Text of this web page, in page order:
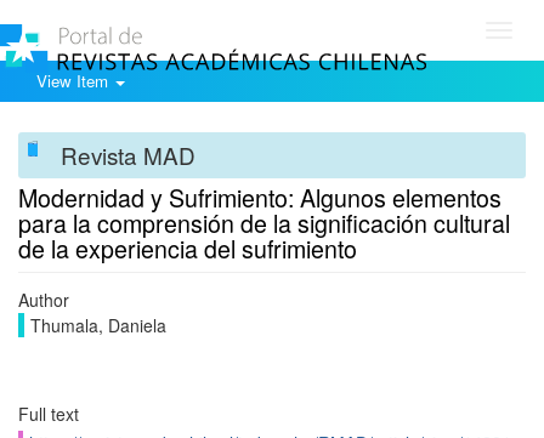
View Item
Revista MAD
Modernidad y Sufrimiento: Algunos elementos
para la comprensión de la significación cultural
de la experiencia del sufrimiento
Author
Thumala, Daniela
Full text